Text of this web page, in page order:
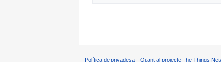
Política de privadesa Quant al projecte The Things